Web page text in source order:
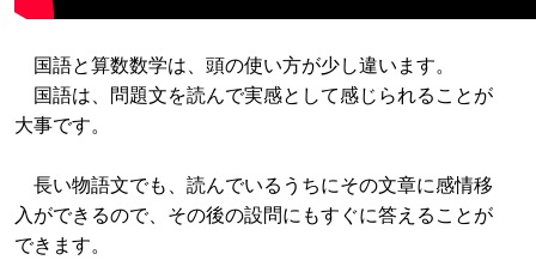
国語と算数数学は、頭の使い方が少し違います。
国語は、問題文を読んで実感として感じられることが
大事です。
長い物語文でも、読んでいるうちにその文章に感情移
入ができるので、その後の設問にもすぐに答えることが
できます。